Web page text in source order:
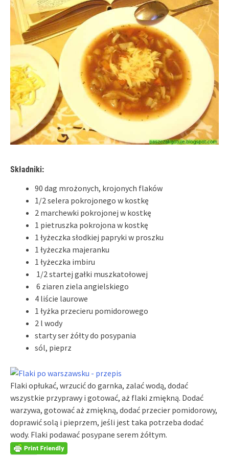
Składniki:
90 dag mrożonych, krojonych flaków
1/2 selera pokrojonego w kostkę
2 marchewki pokrojonej w kostkę
1 pietruszka pokrojona w kostkę
1 łyżeczka słodkiej papryki w proszku
1 łyżeczka majeranku
1 łyżeczka imbiru
1/2 startej gałki muszkatołowej
6 ziaren ziela angielskiego
4 liście laurowe
1 łyżka przecieru pomidorowego
2 l wody
starty ser żółty do posypania
sól, pieprz
Flaki opłukać, wrzucić do garnka, zalać wodą, dodać
wszystkie przyprawy i gotować, aż flaki zmiękną. Dodać
warzywa, gotować aż zmiękną, dodać przecier pomidorowy,
doprawić solą i pieprzem, jeśli jest taka potrzeba dodać
wody. Flaki podawać posypane serem żółtym.